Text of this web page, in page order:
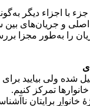
با اجزاء دیگر
و جریان‌های بین
را به‌طور مجزا
شده ولی بیایید برای
تمرکز کنیم.
برایتان